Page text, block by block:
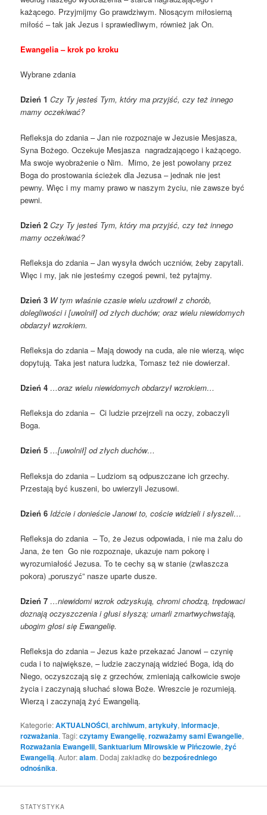
każącego. Przyjmijmy Go prawdziwym. Niosącym miłosierną
miłość – tak jak Jezus i sprawiedliwym, również jak On.
Ewangelia – krok po kroku
Wybrane zdania
Dzień 1 Czy Ty jesteś Tym, który ma przyjść, czy też innego
mamy oczekiwać?
Refleksja do zdania – Jan nie rozpoznaje w Jezusie Mesjasza,
Syna Bożego. Oczekuje Mesjasza nagradzającego i każącego.
Ma swoje wyobrażenie o Nim. Mimo, że jest powołany przez
Boga do prostowania ścieżek dla Jezusa – jednak nie jest
pewny. Więc i my mamy prawo w naszym życiu, nie zawsze być
pewni.
Dzień 2 Czy Ty jesteś Tym, który ma przyjść, czy też innego
mamy oczekiwać?
Refleksja do zdania – Jan wysyła dwóch uczniów, żeby zapytali.
Więc i my, jak nie jesteśmy czegoś pewni, też pytajmy.
Dzień 3 W tym właśnie czasie wielu uzdrowił z chorób,
dolegliwości i [uwolnił] od złych duchów; oraz wielu niewidomych
obdarzył wzrokiem.
Refleksja do zdania – Mają dowody na cuda, ale nie wierzą, więc
dopytują. Taka jest natura ludzka, Tomasz też nie dowierzał.
Dzień 4 …oraz wielu niewidomych obdarzył wzrokiem…
Refleksja do zdania – Ci ludzie przejrzeli na oczy, zobaczyli
Boga.
Dzień 5 …[uwolnił] od złych duchów…
Refleksja do zdania – Ludziom są odpuszczane ich grzechy.
Przestają być kuszeni, bo uwierzyli Jezusowi.
Dzień 6 Idźcie i donieście Janowi to, coście widzieli i słyszeli…
Refleksja do zdania – To, że Jezus odpowiada, i nie ma żalu do
Jana, że ten Go nie rozpoznaje, ukazuje nam pokorę i
wyrozumiałość Jezusa. To te cechy są w stanie (zwłaszcza
pokora) „poruszyć” nasze uparte dusze.
Dzień 7 …niewidomi wzrok odzyskują, chromi chodzą, trędowaci
doznają oczyszczenia i głusi słyszą; umarli zmartwychwstają,
ubogim głosi się Ewangelię.
Refleksja do zdania – Jezus każe przekazać Janowi – czynię
cuda i to największe, – ludzie zaczynają widzieć Boga, idą do
Niego, oczyszczają się z grzechów, zmieniają całkowicie swoje
życia i zaczynają słuchać słowa Boże. Wreszcie je rozumieją.
Wierzą i zaczynają żyć Ewangelią.
Kategorie:AKTUALNOŚCI,archiwum,artykuły,informacje,
rozważania. Tagi:czytamy Ewangelię,rozważamy sami Ewangelie,
Rozważania Ewangelii,Sanktuarium Mirowskie w Pińczowie,żyć
Ewangelią. Autor:alam. Dodaj zakładkę dobezpośredniego
odnośnika.
STATYSTYKA